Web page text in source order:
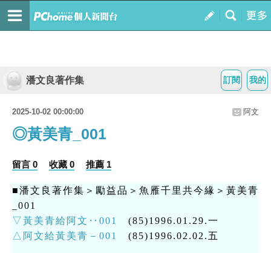
我的
訂閱
潘文良著作集
2025-10-02 00:00:00 阿文
◎黃美青_001
留言 0 收藏 0 推薦 1
■潘文良著作集＞勵益品＞魚雁千里共今緣＞黃美青
_001
▽黃美青給阿文‥001
(85)1996.01.29.一
△阿文給黃美青－001
(85)1996.02.02.五